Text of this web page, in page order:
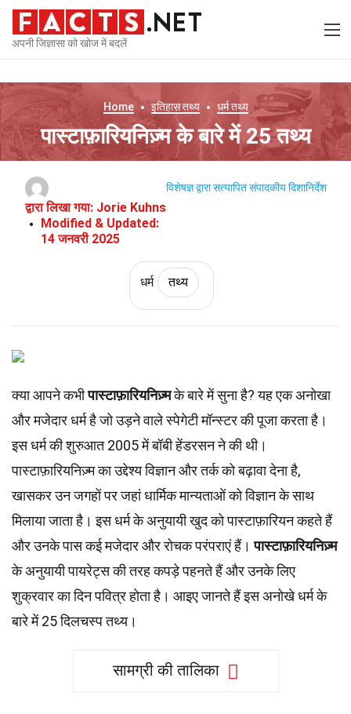
अपनी जिज्ञासा को खोज में बदलें
Home इतिहासतथ्य धर्मतथ्य
पास्टाफ़ारियनिज़्म के बारे में 25 तथ्य
द्वारा लिखा गया: Jorie Kuhns
Modified & Updated:
14 जनवरी 2025
विशेषज्ञ द्वारा सत्यापित संपादकीय दिशानिर्देश
धर्म तथ्य
क्या आपने कभीपास्टाफ़ारियनिज़्मके बारे में सुना है? यह एक अनोखा
और मजेदार धर्म है जो उड़ने वाले स्पेगेटी मॉन्स्टर की पूजा करता है।
इस धर्म की शुरुआत 2005 में बॉबी हेंडरसन ने की थी।
पास्टाफ़ारियनिज़्म का उद्देश्य विज्ञान और तर्क को बढ़ावा देना है,
खासकर उन जगहों पर जहां धार्मिक मान्यताओं को विज्ञान के साथ
मिलाया जाता है। इस धर्म के अनुयायी खुद को पास्टाफ़ारियन कहते हैं
और उनके पास कई मजेदार और रोचक परंपराएं हैं।पास्टाफ़ारियनिज़्म
के अनुयायी पायरेट्स की तरह कपड़े पहनते हैं और उनके लिए
शुक्रवार का दिन पवित्र होता है। आइए जानते हैं इस अनोखे धर्म के
बारे में 25 दिलचस्प तथ्य।
सामग्री की तालिका